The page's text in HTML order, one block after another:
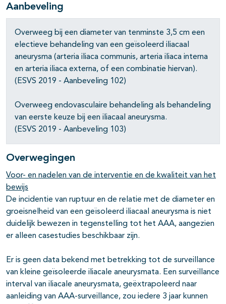
Aanbeveling
Overweeg bij een diameter van tenminste 3,5 cm een
electieve behandeling van een geïsoleerd iliacaal
aneurysma (arteria iliaca communis, arteria iliaca interna
en arteria iliaca externa, of een combinatie hiervan).
(ESVS 2019 - Aanbeveling 102)
Overweeg endovasculaire behandeling als behandeling
van eerste keuze bij een iliacaal aneurysma.
(ESVS 2019 - Aanbeveling 103)
Overwegingen
Voor- en nadelen van de interventie en de kwaliteit van het
bewijs
De incidentie van ruptuur en de relatie met de diameter en
groeisnelheid van een geïsoleerd iliacaal aneurysma is niet
duidelijk bewezen in tegenstelling tot het AAA, aangezien
er alleen casestudies beschikbaar zijn.
Er is geen data bekend met betrekking tot de surveillance
van kleine geïsoleerde iliacale aneurysmata. Een surveillance
interval van iliacale aneurysmata, geëxtrapoleerd naar
aanleiding van AAA-surveillance, zou iedere 3 jaar kunnen